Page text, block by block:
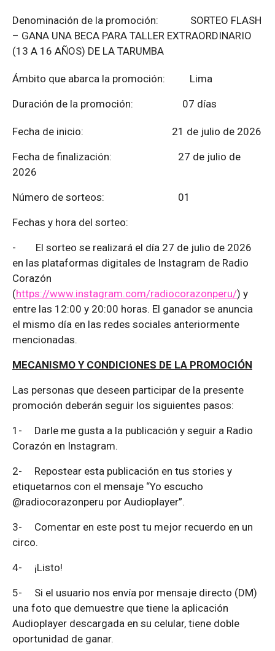
Denominación de la promoción: SORTEO FLASH
– GANA UNA BECA PARA TALLER EXTRAORDINARIO
(13 A 16 AÑOS) DE LA TARUMBA
Ámbito que abarca la promoción: Lima
Duración de la promoción: 07 días
Fecha de inicio: 21 de julio de 2026
Fecha de finalización:
27 de julio de
2026
Número de sorteos: 01
Fechas y hora del sorteo:
- El sorteo se realizará el día 27 de julio de 2026
en las plataformas digitales de Instagram de Radio
Corazón
(https://www.instagram.com/radiocorazonperu/) y
entre las 12:00 y 20:00 horas. El ganador se anuncia
el mismo día en las redes sociales anteriormente
mencionadas.
MECANISMO Y CONDICIONES DE LA PROMOCIÓN
Las personas que deseen participar de la presente
promoción deberán seguir los siguientes pasos:
1- Darle me gusta a la publicación y seguir a Radio
Corazón en Instagram.
2- Repostear esta publicación en tus stories y
etiquetarnos con el mensaje “Yo escucho
@radiocorazonperu por Audioplayer”.
3- Comentar en este post tu mejor recuerdo en un
circo.
4- ¡Listo!
5- Si el usuario nos envía por mensaje directo (DM)
una foto que demuestre que tiene la aplicación
Audioplayer descargada en su celular, tiene doble
oportunidad de ganar.